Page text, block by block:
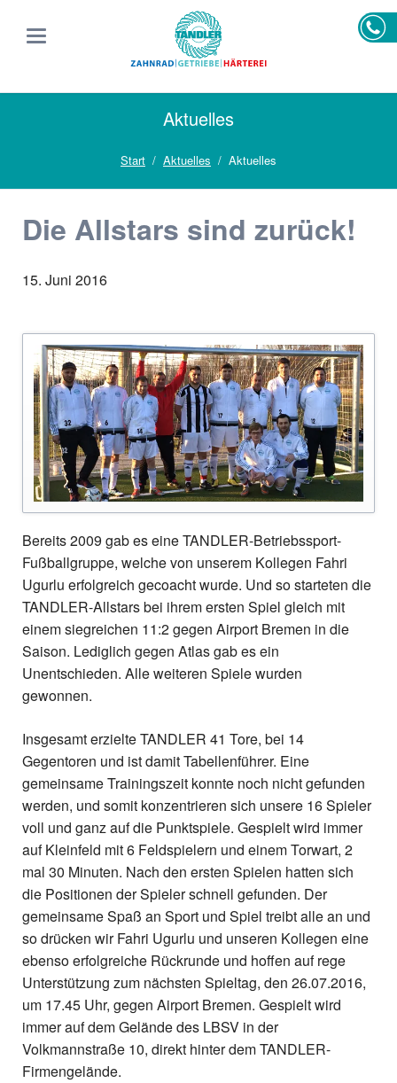
Aktuelles
Start Aktuelles Aktuelles
Die Allstars sind zurück!
15. Juni 2016
Bereits 2009 gab es eine TANDLER-Betriebssport-
Fußballgruppe, welche von unserem Kollegen Fahri
Ugurlu erfolgreich gecoacht wurde. Und so starteten die
TANDLER-Allstars bei ihrem ersten Spiel gleich mit
einem siegreichen 11:2 gegen Airport Bremen in die
Saison. Lediglich gegen Atlas gab es ein
Unentschieden. Alle weiteren Spiele wurden
gewonnen.
Insgesamt erzielte TANDLER 41 Tore, bei 14
Gegentoren und ist damit Tabellenführer. Eine
gemeinsame Trainingszeit konnte noch nicht gefunden
werden, und somit konzentrieren sich unsere 16 Spieler
voll und ganz auf die Punktspiele. Gespielt wird immer
auf Kleinfeld mit 6 Feldspielern und einem Torwart, 2
mal 30 Minuten. Nach den ersten Spielen hatten sich
die Positionen der Spieler schnell gefunden. Der
gemeinsame Spaß an Sport und Spiel treibt alle an und
so drücken wir Fahri Ugurlu und unseren Kollegen eine
ebenso erfolgreiche Rückrunde und hoffen auf rege
Unterstützung zum nächsten Spieltag, den 26.07.2016,
um 17.45 Uhr, gegen Airport Bremen. Gespielt wird
immer auf dem Gelände des LBSV in der
Volkmannstraße 10, direkt hinter dem TANDLER-
Firmengelände.